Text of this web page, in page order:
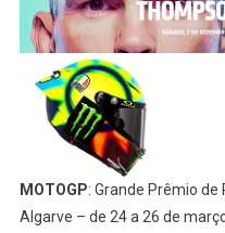
MOTOGP: Grande Prêmio
Algarve – de 24 a 26 de